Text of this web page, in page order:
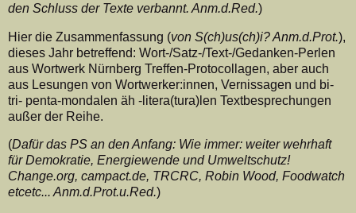
den Schluss der Texte verbannt. Anm.d.Red.)
Hier die Zusammenfassung (von S(ch)us(ch)i? Anm.d.Prot.),
dieses Jahr betreffend: Wort-/Satz-/Text-/Gedanken-Perlen
aus Wortwerk Nürnberg Treffen-Protocollagen, aber auch
aus Lesungen von Wortwerker:innen, Vernissagen und bi-
tri- penta-mondalen äh -litera(tura)len Textbesprechungen
außer der Reihe.
(Dafür das PS an den Anfang: Wie immer: weiter wehrhaft
für Demokratie, Energiewende und Umweltschutz!
Change.org, campact.de, TRCRC, Robin Wood, Foodwatch
etcetc... Anm.d.Prot.u.Red.)